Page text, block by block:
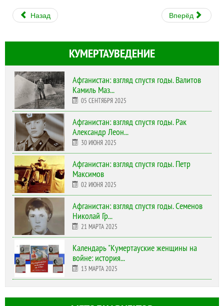
Назад Вперёд
КУМЕРТАУВЕДЕНИЕ
Афганистан: взгляд спустя годы. Валитов
Камиль Маз...
05 СЕНТЯБРЯ 2025
Афганистан: взгляд спустя годы. Рак
Александр Леон...
30 ИЮНЯ 2025
Афганистан: взгляд спустя годы. Петр
Максимов
02 ИЮНЯ 2025
Афганистан: взгляд спустя годы. Семенов
Николай Гр...
21 МАРТА 2025
Календарь "Кумертауские женщины на
войне: история...
13 МАРТА 2025